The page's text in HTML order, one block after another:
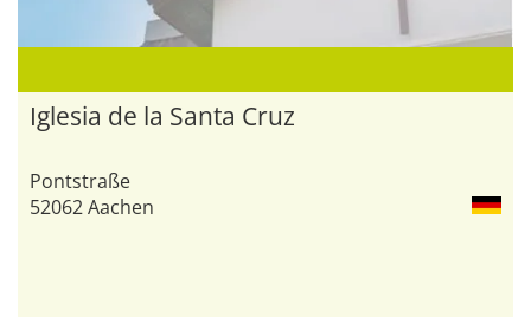
Iglesia de la Santa Cruz
Pontstraße
52062 Aachen